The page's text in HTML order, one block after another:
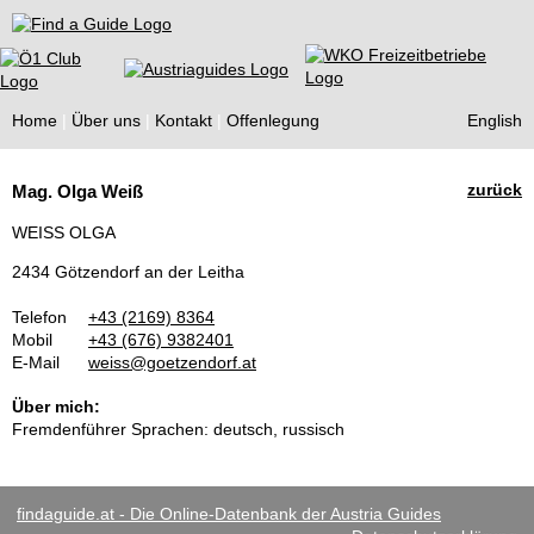
Find a Guide
Home Über uns Kontakt Offenlegung English
Guides
zurück
Mag. Olga Weiß
WEISS OLGA
2434 Götzendorf an der Leitha
Telefon
+43 (2169) 8364
Mobil
+43 (676) 9382401
E-Mail
weiss@goetzendorf.at
Über mich:
Fremdenführer Sprachen: deutsch, russisch
findaguide.at - Die Online-Datenbank der Austria Guides